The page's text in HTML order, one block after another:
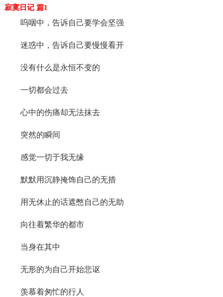
寂寞日记 篇1
呜咽中，告诉自己要学会坚强
迷惑中，告诉自己要慢慢看开
没有什么是永恒不变的
一切都会过去
心中的伤痛却无法抹去
突然的瞬间
感觉一切于我无缘
默默用沉静掩饰自己的无措
用无休止的话遮憋自己的无助
向往着繁华的都市
当身在其中
无形的为自己开始悲讴
羡慕着匆忙的行人